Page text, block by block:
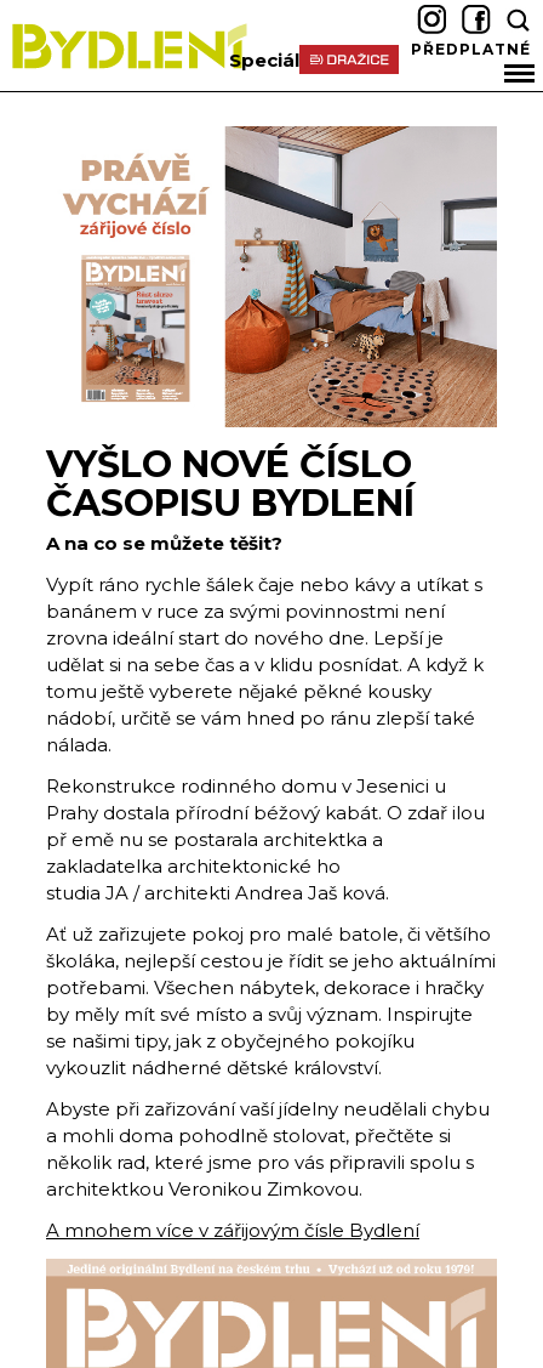
Speciál PŘEDPLATNÉ
VYŠLO NOVÉ ČÍSLO
ČASOPISU BYDLENÍ
A na co se můžete těšit?
Vypít ráno rychle šálek čaje nebo kávy a utíkat s
banánem v ruce za svými povinnostmi není
zrovna ideální start do nového dne. Lepší je
udělat si na sebe čas a v klidu posnídat. A když k
tomu ještě vyberete nějaké pěkné kousky
nádobí, určitě se vám hned po ránu zlepší také
nálada.
Rekonstrukce rodinného domu v Jesenici u
Prahy dostala přírodní béžový kabát. O zdař ilou
př emě nu se postarala architektka a
zakladatelka architektonické ho
studia JA / architekti Andrea Jaš ková.
Ať už zařizujete pokoj pro malé batole, či většího
školáka, nejlepší cestou je řídit se jeho aktuálními
potřebami. Všechen nábytek, dekorace i hračky
by měly mít své místo a svůj význam. Inspirujte
se našimi tipy, jak z obyčejného pokojíku
vykouzlit nádherné dětské království.
Abyste při zařizování vaší jídelny neudělali chybu
a mohli doma pohodlně stolovat, přečtěte si
několik rad, které jsme pro vás připravili spolu s
architektkou Veronikou Zimkovou.
A mnohem více v zářijovým čísle Bydlení